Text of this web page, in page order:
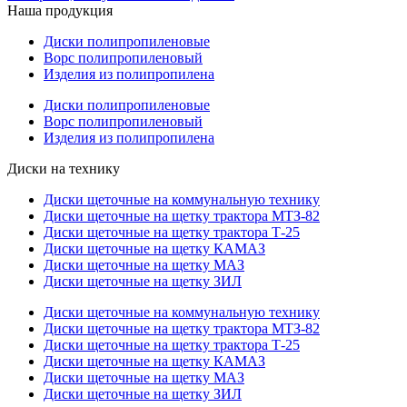
Наша продукция
Диски полипропиленовые
Ворс полипропиленовый
Изделия из полипропилена
Диски полипропиленовые
Ворс полипропиленовый
Изделия из полипропилена
Диски на технику
Диски щеточные на коммунальную технику
Диски щеточные на щетку трактора МТЗ-82
Диски щеточные на щетку трактора Т-25
Диски щеточные на щетку КАМАЗ
Диски щеточные на щетку МАЗ
Диски щеточные на щетку ЗИЛ
Диски щеточные на коммунальную технику
Диски щеточные на щетку трактора МТЗ-82
Диски щеточные на щетку трактора Т-25
Диски щеточные на щетку КАМАЗ
Диски щеточные на щетку МАЗ
Диски щеточные на щетку ЗИЛ